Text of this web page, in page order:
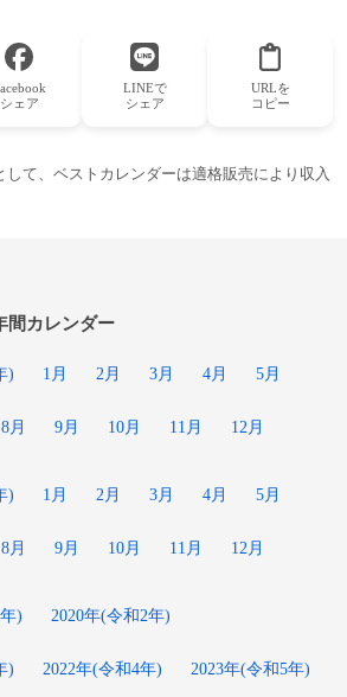
シェア
LINEで
シェア
URLを
コピー
して、ベストカレンダーは適格販売により収入
間カレンダー
) 1月 2月 3月 4月 5月
8月 9月 10月 11月 12月
) 1月 2月 3月 4月 5月
8月 9月 10月 11月 12月
) 2020年(令和2年)
) 2022年(令和4年) 2023年(令和5年)